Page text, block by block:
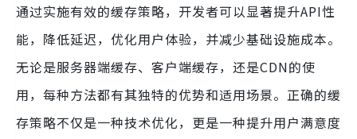
通过实施有效的缓存策略，开发者可以显著提升API性
能，降低延迟，优化用户体验，并减少基础设施成本。
无论是服务器端缓存、客户端缓存，还是CDN的使
用，每种方法都有其独特的优势和适用场景。正确的缓
存策略不仅是一种技术优化，更是一种提升用户满意度